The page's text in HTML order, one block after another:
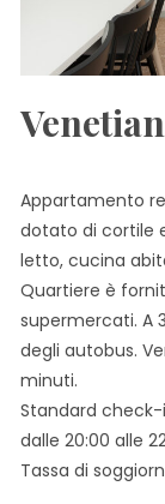
Appartamento
dotato di cortile
letto, cucina
Quartiere è
supermercati. A
degli autobus.
minuti.
Standard check-
dalle 20:00 alle
Tassa di